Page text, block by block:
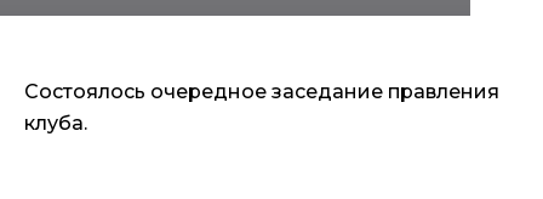
Состоялось очередное заседание правления
клуба.